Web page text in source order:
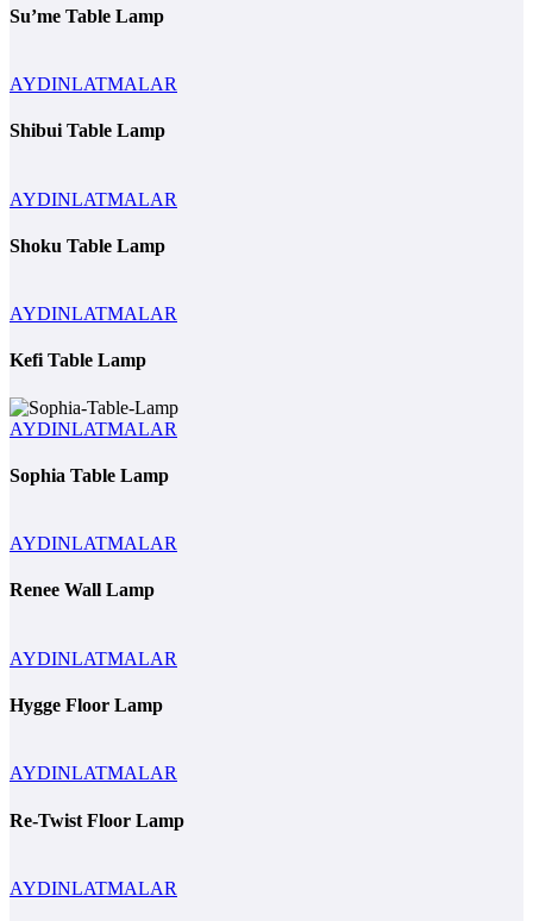
Su’me Table Lamp
AYDINLATMALAR
Shibui Table Lamp
AYDINLATMALAR
Shoku Table Lamp
AYDINLATMALAR
Kefi Table Lamp
AYDINLATMALAR
Sophia Table Lamp
AYDINLATMALAR
Renee Wall Lamp
AYDINLATMALAR
Hygge Floor Lamp
AYDINLATMALAR
Re-Twist Floor Lamp
AYDINLATMALAR